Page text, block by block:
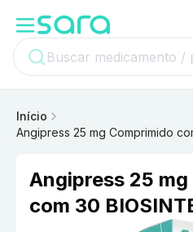
Início
Angipress 25 mg Comprimido
Angipress 25
com 30